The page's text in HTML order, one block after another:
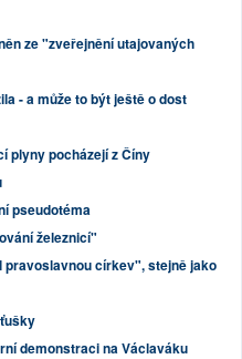
ze "zveřejnění utajovaných
- a může to být ještě o dost
plyny pocházejí z Číny
pseudotéma
železnicí"
pravoslavnou církev", stejně jako
demonstraci na Václaváku